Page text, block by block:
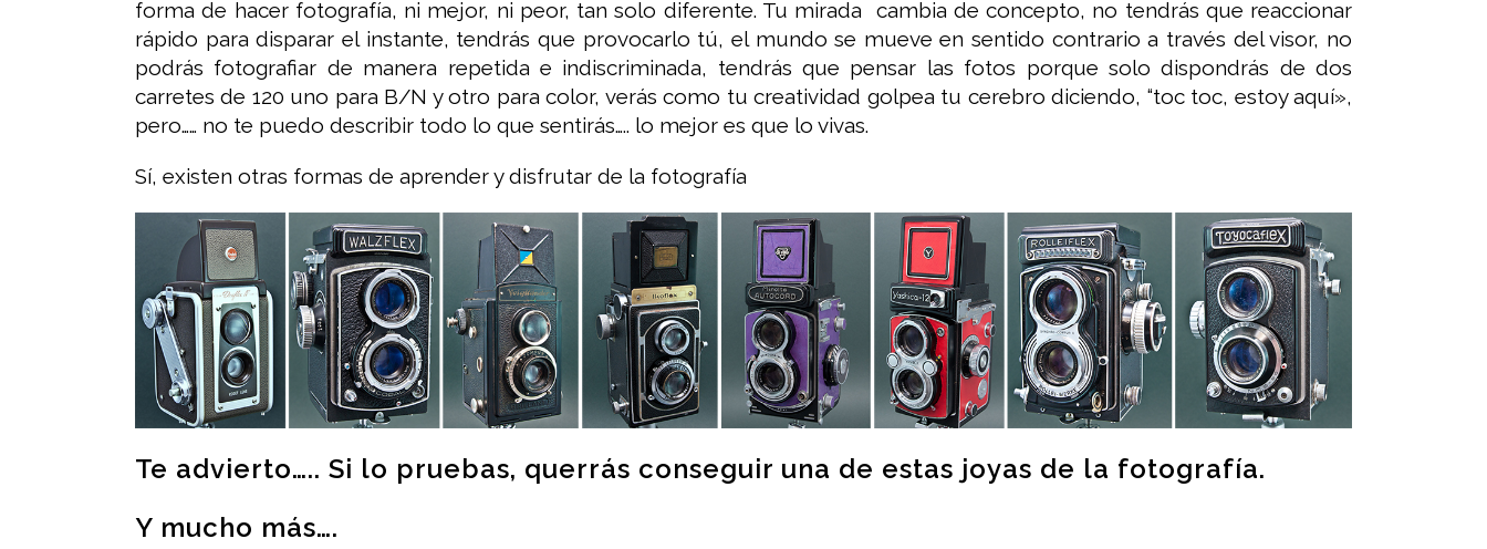
forma de hacer fotografía, ni mejor, ni peor, tan solo diferente. Tu mirada cambia de concepto, no tendrás que reaccionar
rápido para disparar el instante, tendrás que provocarlo tú, el mundo se mueve en sentido contrario a través del visor, no
podrás fotografiar de manera repetida e indiscriminada, tendrás que pensar las fotos porque solo dispondrás de dos
carretes de 120 uno para B/N y otro para color, verás como tu creatividad golpea tu cerebro diciendo, “toc toc, estoy aquí»,
pero…… no te puedo describir todo lo que sentirás….. lo mejor es que lo vivas.
Sí, existen otras formas de aprender y disfrutar de la fotografía
Te advierto….. Si lo pruebas, querrás conseguir una de estas joyas de la fotografía.
Y mucho más….